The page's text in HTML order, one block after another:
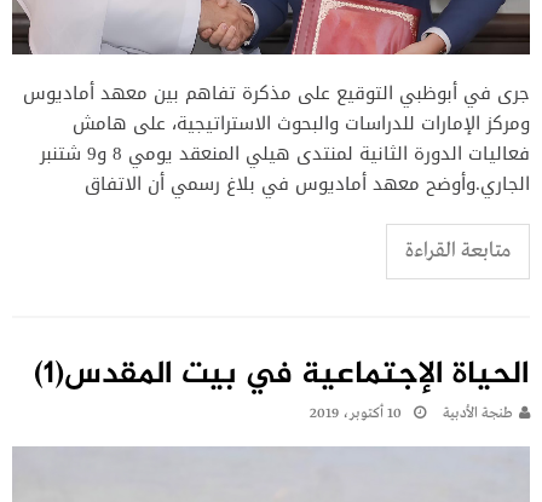
جرى في أبوظبي التوقيع على مذكرة تفاهم بين معهد أماديوس
ومركز الإمارات للدراسات والبحوث الاستراتيجية، على هامش
فعاليات الدورة الثانية لمنتدى هيلي المنعقد يومي 8 و9 شتنبر
الجاري.وأوضح معهد أماديوس في بلاغ رسمي أن الاتفاق
متابعة القراءة
الحياة الإجتماعية في بيت المقدس(1)
طنجة الأدبية 10 أكتوبر، 2019